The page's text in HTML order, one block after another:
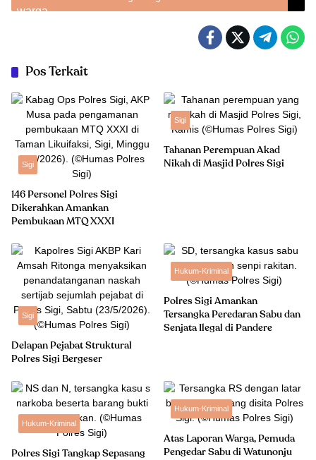
Pos Terkait
Sigi
146 Personel Polres Sigi
Dikerahkan Amankan
Pembukaan MTQ XXXI
Sigi
Tahanan Perempuan Akad
Nikah di Masjid Polres Sigi
Sigi
Delapan Pejabat Struktural
Polres Sigi Bergeser
Hukum-Kriminal
Polres Sigi Amankan
Tersangka Peredaran Sabu dan
Senjata Ilegal di Pandere
Hukum-Kriminal
Polres Sigi Tangkap Sepasang
Hukum-Kriminal
Atas Laporan Warga, Pemuda
Pengedar Sabu di Watunonju